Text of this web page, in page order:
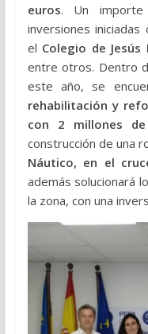
euros. Un
inversiones
el Colegio de
entre otros. Dentro
este año, se
rehabilitación y
con 2 millones
construcción de una
Náutico, en el
además solucionará
la zona, con una